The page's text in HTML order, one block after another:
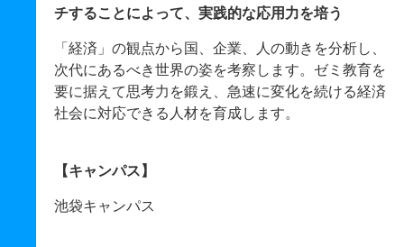
チすることによって、実践的な応用力を培う
「経済」の観点から国、企業、人の動きを分析し、
次代にあるべき世界の姿を考察します。ゼミ教育を
要に据えて思考力を鍛え、急速に変化を続ける経済
社会に対応できる人材を育成します。
【キャンパス】
池袋キャンパス